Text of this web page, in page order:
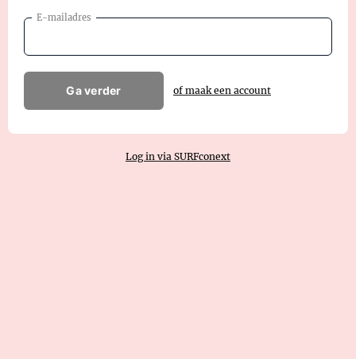
E-mailadres
Ga verder of maak een account
Log in via SURFconext